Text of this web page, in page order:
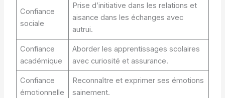
Confiance
sociale
Prise d’initiative dans les relations et
aisance dans les échanges avec
autrui.
Confiance
académique
Aborder les apprentissages scolaires
avec curiosité et assurance.
Confiance
émotionnelle
Reconnaître et exprimer ses émotions
sainement.